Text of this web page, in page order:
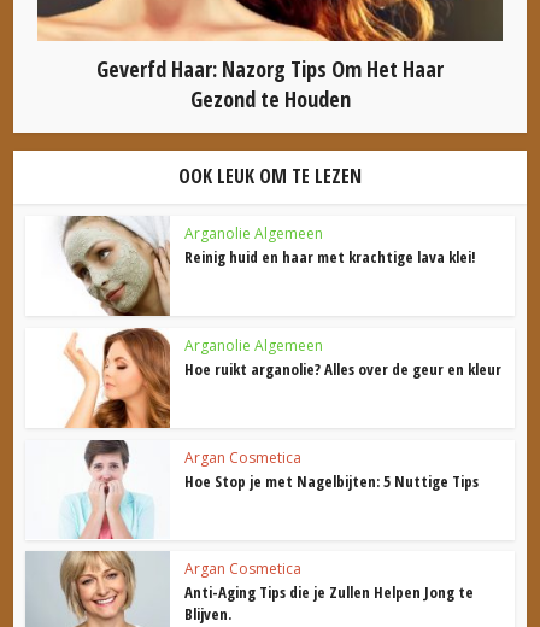
Geverfd Haar: Nazorg Tips Om Het Haar
Gezond te Houden
OOK LEUK OM TE LEZEN
Arganolie Algemeen
Reinig huid en haar met krachtige lava klei!
Arganolie Algemeen
Hoe ruikt arganolie? Alles over de geur en kleur
Argan Cosmetica
Hoe Stop je met Nagelbijten: 5 Nuttige Tips
Argan Cosmetica
Anti-Aging Tips die je Zullen Helpen Jong te
Blijven.